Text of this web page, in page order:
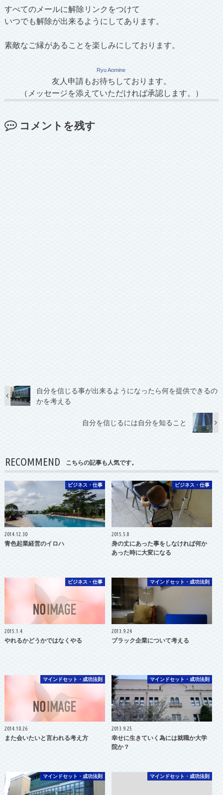
すべてのメールに解除リンクをつけて
いつでも解除が出来るようにしてあります。
素敵なご縁があることを楽しみにしております。
Ryu Aomine
友人申請もお待ちしております。
（メッセージを添えていただければ承認します。）
コメントを残す
自分を信じる事が出来るようになったら何を提供できるの
かを考える
自分を信じるには自分を知ること
RECOMMEND こちらの記事も人気です。
ビジネス・仕事
2014.12.30
青色起業経営のイロハ
ビジネス・仕事
2015.5.8
身の丈にあった事をしなければ何か
あった時に大変になる
ビジネス・仕事
2015.1.4
やれるかどうかではなくやる
マインドセット・成功法則
2013.9.24
ブラック企業について考える
マインドセット・成功法則
2014.10.26
また会いたいと言われる考え方
マインドセット・成功法則
2013.9.25
幸せに生きていく為には就職か大学
院か？
マインドセット・成功法則 マインドセット・成功法則